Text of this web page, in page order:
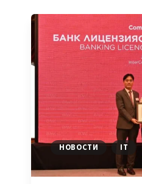
НОВОСТИ IT